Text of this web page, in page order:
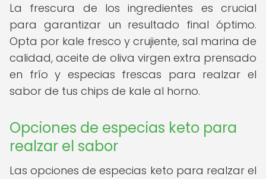
La frescura de los ingredientes es crucial
para garantizar un resultado final óptimo.
Opta por kale fresco y crujiente, sal marina de
calidad, aceite de oliva virgen extra prensado
en frío y especias frescas para realzar el
sabor de tus chips de kale al horno.
Opciones de especias keto para
realzar el sabor
Las opciones de especias keto para realzar el